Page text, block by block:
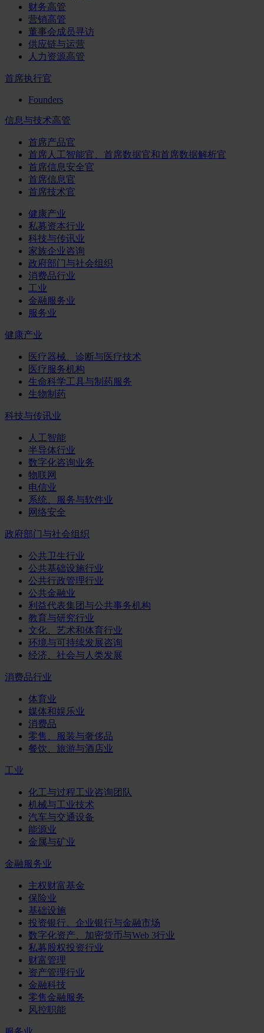
财务高管
营销高管
董事会成员寻访
供应链与运营
人力资源高管
首席执行官
Founders
信息与技术高管
首席产品官
首席人工智能官、首席数据官和首席数据解析官
首席信息安全官
首席信息官
首席技术官
健康产业
私募资本行业
科技与传讯业
家族企业咨询
政府部门与社会组织
消费品行业
工业
金融服务业
服务业
健康产业
医疗器械、诊断与医疗技术
医疗服务机构
生命科学工具与制药服务
生物制药
科技与传讯业
人工智能
半导体行业
数字化咨询业务
物联网
电信业
系统、服务与软件业
网络安全
政府部门与社会组织
公共卫生行业
公共基础设施行业
公共行政管理行业
公共金融业
利益代表集团与公共事务机构
教育与研究行业
文化、艺术和体育行业
环境与可持续发展咨询
经济、社会与人类发展
消费品行业
体育业
媒体和娱乐业
消费品
零售、服装与奢侈品
餐饮、旅游与酒店业
工业
化工与过程工业咨询团队
机械与工业技术
汽车与交通设备
能源业
金属与矿业
金融服务业
主权财富基金
保险业
基础设施
投资银行、企业银行与金融市场
数字化资产、加密货币与Web 3行业
私募股权投资行业
财富管理
资产管理行业
金融科技
零售金融服务
风控职能